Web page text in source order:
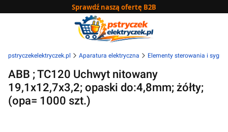
Sprawdź naszą ofertę B2B
pstryczekelektryczek.pl Aparatura elektryczna Elementy sterowania i
ABB ; TC120 Uchwyt nitowany
19,1x12,7x3,2; opaski do:4,8mm; żółty;
(opa= 1000 szt.)